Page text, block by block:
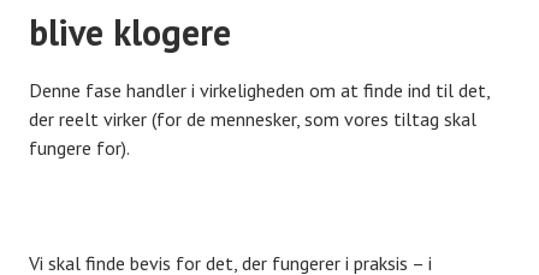
blive klogere
Denne fase handler i virkeligheden om at finde ind til det,
der reelt virker (for de mennesker, som vores tiltag skal
fungere for).
Vi skal finde bevis for det, der fungerer i praksis – i